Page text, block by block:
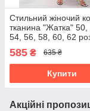
Стильний жіночий
тканина "Жатка" 50,
54, 56, 58, 60, 62
585 ₴ 635 ₴
Купити
Акційні